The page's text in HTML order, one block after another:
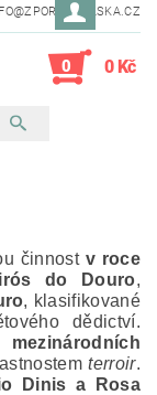
0 0 Kč
činnost v roce
do Douro,
, klasifikované
dědictví.
mezinárodních
terroir.
Dinis a Rosa